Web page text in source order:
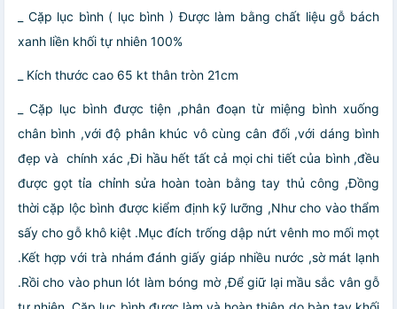
_ Cặp lục bình ( lục bình ) Được làm bằng chất liệu gỗ bách
xanh liền khối tự nhiên 100%
_ Kích thước cao 65 kt thân tròn 21cm
_ Cặp lục bình được tiện ,phân đoạn từ miệng bình xuống
chân bình ,với độ phân khúc vô cùng cân đối ,với dáng bình
đẹp và chính xác ,Đi hầu hết tất cả mọi chi tiết của bình ,đều
được gọt tỉa chỉnh sửa hoàn toàn bằng tay thủ công ,Đồng
thời cặp lộc bình được kiểm định kỹ lưỡng ,Như cho vào thẩm
sấy cho gỗ khô kiệt .Mục đích trống dập nứt vênh mo mối mọt
.Kết hợp với trà nhám đánh giấy giáp nhiều nước ,sờ mát lạnh
.Rồi cho vào phun lót làm bóng mờ ,Để giữ lại mầu sắc vân gỗ